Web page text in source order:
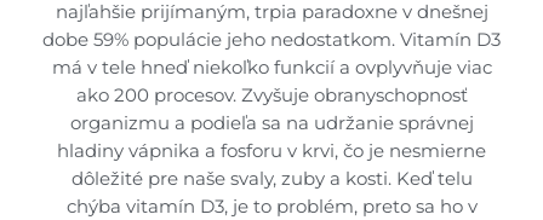
najľahšie prijímaným, trpia paradoxne v dnešnej
dobe 59% populácie jeho nedostatkom. Vitamín D3
má v tele hneď niekoľko funkcií a ovplyvňuje viac
ako 200 procesov. Zvyšuje obranyschopnosť
organizmu a podieľa sa na udržanie správnej
hladiny vápnika a fosforu v krvi, čo je nesmierne
dôležité pre naše svaly, zuby a kosti. Keď telu
chýba vitamín D3, je to problém, preto sa ho v